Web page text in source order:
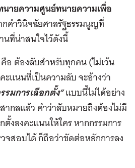
ายความศูนย์ทนายความเพื่อ
กคำวินิจฉัยศาลรัฐธรรมนูญที่
นที่น่าสนใจไว้ดังนี้
อ ต้องลับสำหรับทุกคน (ไม่เว้น
ะแนนที่เป็นความลับ จะอ้างว่า
รมการเลือกตั้ง”แบบนี้ไม่ได้อย่าง
กลแล้ว คำว่าลับหมายถึงต้องไม่มี
งลงคะแนนให้ใคร หากกรรมการ
จสอบได้ ก็ถือว่าขัดต่อหลักการลง